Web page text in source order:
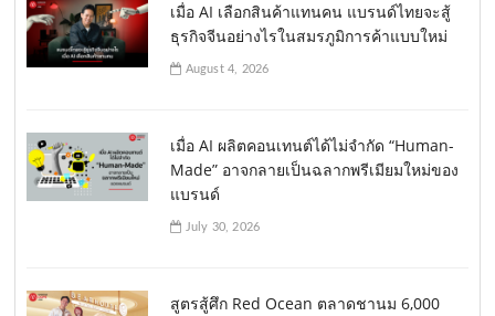
เมื่อ AI เลือกสินค้าแทนคน แบรนด์ไทยจะสู้
ธุรกิจจีนอย่างไรในสมรภูมิการค้าแบบใหม่
August 4, 2026
เมื่อ AI ผลิตคอนเทนต์ได้ไม่จำกัด “Human-
Made” อาจกลายเป็นฉลากพรีเมียมใหม่ของ
แบรนด์
July 30, 2026
สูตรสู้ศึก Red Ocean ตลาดชานม 6,000